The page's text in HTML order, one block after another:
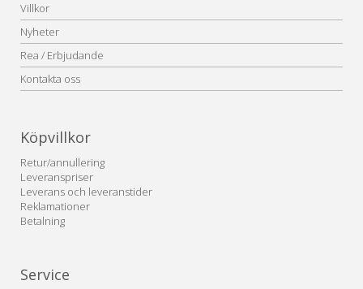
Villkor
Nyheter
Rea / Erbjudande
Kontakta oss
Köpvillkor
Retur/annullering
Leveranspriser
Leverans och leveranstider
Reklamationer
Betalning
Service